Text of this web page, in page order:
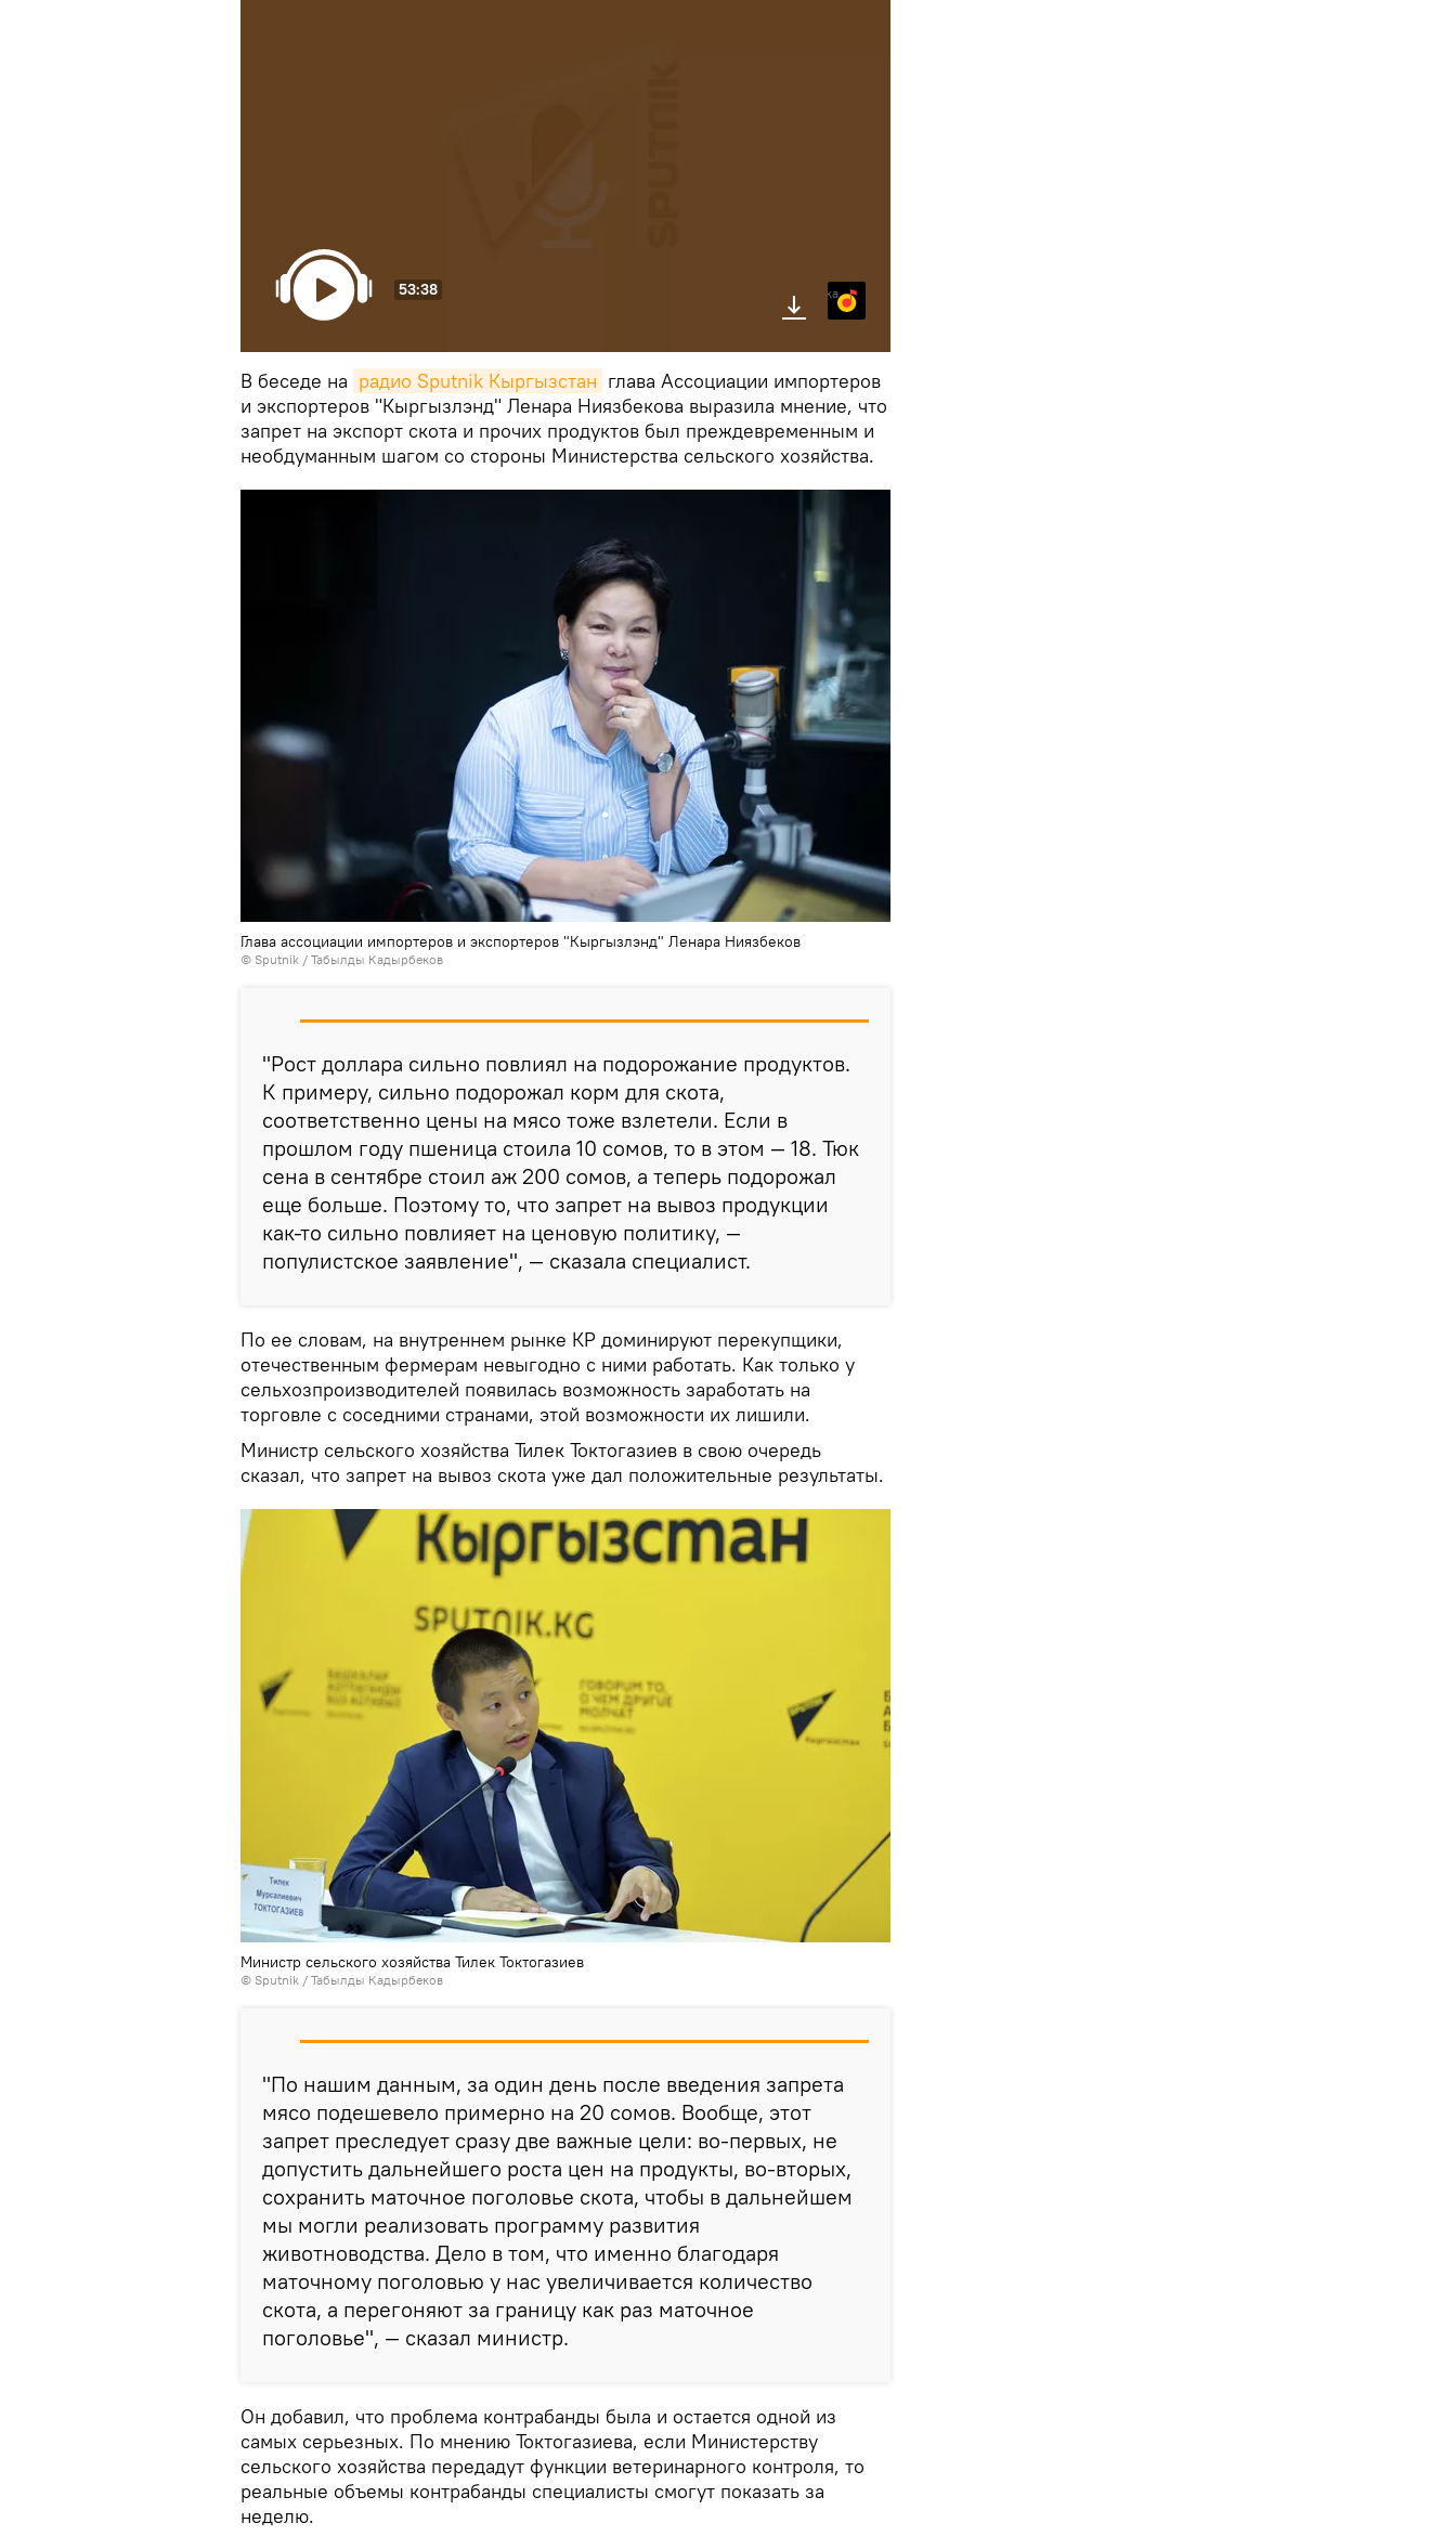
53:38 Яндекс.Музыка
В беседе на радио Sputnik Кыргызстан глава Ассоциации импортеров
и экспортеров "Кыргызлэнд" Ленара Ниязбекова выразила мнение, что
запрет на экспорт скота и прочих продуктов был преждевременным и
необдуманным шагом со стороны Министерства сельского хозяйства.
Глава ассоциации импортеров и экспортеров "Кыргызлэнд" Ленара Ниязбеков
© Sputnik / Табылды Кадырбеков
"Рост доллара сильно повлиял на подорожание продуктов.
К примеру, сильно подорожал корм для скота,
соответственно цены на мясо тоже взлетели. Если в
прошлом году пшеница стоила 10 сомов, то в этом — 18. Тюк
сена в сентябре стоил аж 200 сомов, а теперь подорожал
еще больше. Поэтому то, что запрет на вывоз продукции
как-то сильно повлияет на ценовую политику, —
популистское заявление", — сказала специалист.
По ее словам, на внутреннем рынке КР доминируют перекупщики,
отечественным фермерам невыгодно с ними работать. Как только у
сельхозпроизводителей появилась возможность заработать на
торговле с соседними странами, этой возможности их лишили.
Министр сельского хозяйства Тилек Токтогазиев в свою очередь
сказал, что запрет на вывоз скота уже дал положительные результаты.
Министр сельского хозяйства Тилек Токтогазиев
© Sputnik / Табылды Кадырбеков
"По нашим данным, за один день после введения запрета
мясо подешевело примерно на 20 сомов. Вообще, этот
запрет преследует сразу две важные цели: во-первых, не
допустить дальнейшего роста цен на продукты, во-вторых,
сохранить маточное поголовье скота, чтобы в дальнейшем
мы могли реализовать программу развития
животноводства. Дело в том, что именно благодаря
маточному поголовью у нас увеличивается количество
скота, а перегоняют за границу как раз маточное
поголовье", — сказал министр.
Он добавил, что проблема контрабанды была и остается одной из
самых серьезных. По мнению Токтогазиева, если Министерству
сельского хозяйства передадут функции ветеринарного контроля, то
реальные объемы контрабанды специалисты смогут показать за
неделю.